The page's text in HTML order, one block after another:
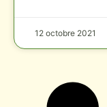
12 octobre 2021